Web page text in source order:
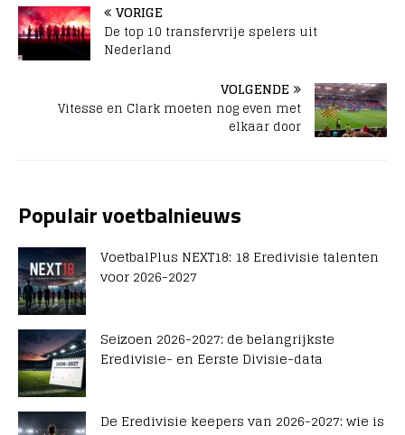
VORIGE
De top 10 transfervrije spelers uit
Nederland
VOLGENDE
Vitesse en Clark moeten nog even met
elkaar door
Populair voetbalnieuws
VoetbalPlus NEXT18: 18 Eredivisie talenten
voor 2026-2027
Seizoen 2026-2027: de belangrijkste
Eredivisie- en Eerste Divisie-data
De Eredivisie keepers van 2026-2027: wie is